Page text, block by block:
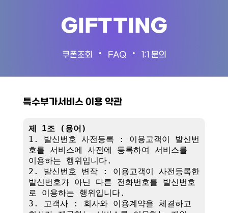
GIFTTING
쿠폰조회 • FAQ • 1:1 문의
특수부가서비스 이용 약관
제 1조 (용어)
1. 발신번호 사전등록 : 이용고객이 발신번
호를 서비스에 사전에 등록하여 서비스를
이용하는 행위입니다.
2. 발신번호 변작 : 이용고객이 사전등록한
발신번호가 아닌 다른 전화번호를 발신번호
로 이용하는 행위입니다.
3. 고객사 : 회사와 이용계약을 체결하고